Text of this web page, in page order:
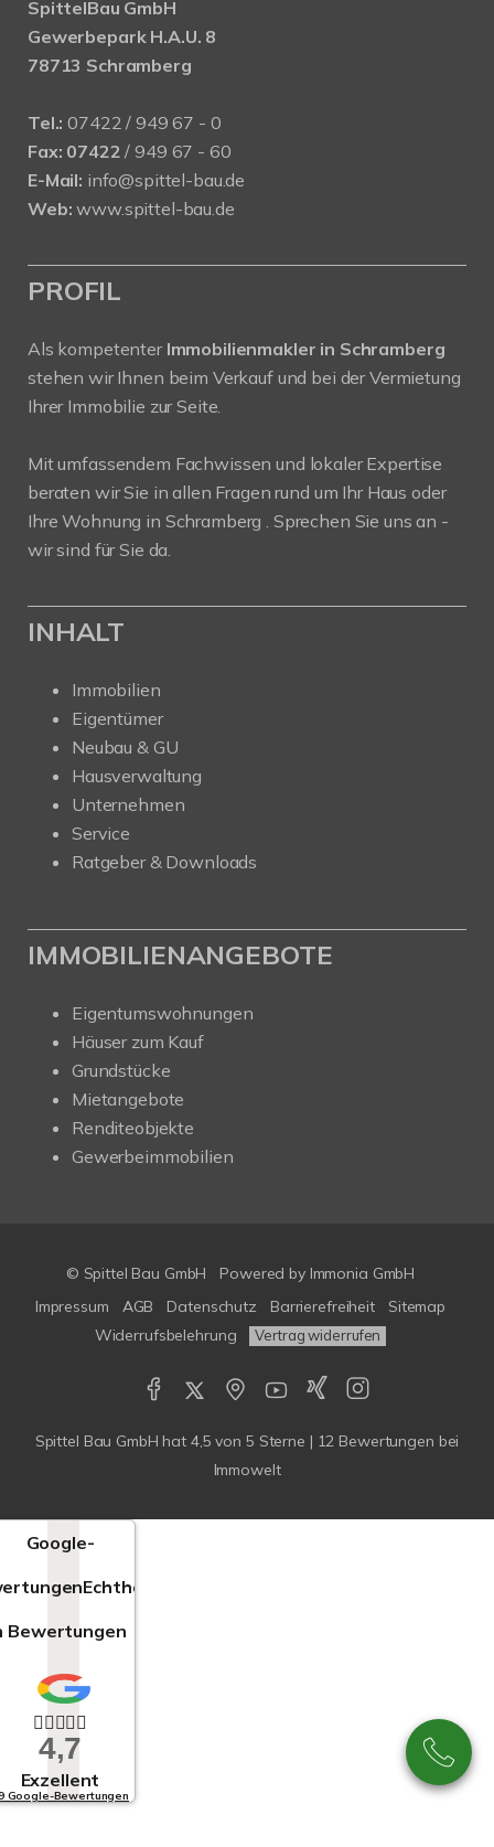
SpittelBau GmbH
Gewerbepark H.A.U. 8
78713 Schramberg
Tel.: 07422 / 949 67 - 0
Fax: 07422 / 949 67 - 60
E-Mail: info@spittel-bau.de
Web: www.spittel-bau.de
PROFIL
Als kompetenter Immobilienmakler in Schramberg
stehen wir Ihnen beim Verkauf und bei der Vermietung
Ihrer Immobilie zur Seite.
Mit umfassendem Fachwissen und lokaler Expertise
beraten wir Sie in allen Fragen rund um Ihr Haus oder
Ihre Wohnung in Schramberg . Sprechen Sie uns an -
wir sind für Sie da.
INHALT
Immobilien
Eigentümer
Neubau & GU
Hausverwaltung
Unternehmen
Service
Ratgeber & Downloads
IMMOBILIENANGEBOTE
Eigentumswohnungen
Häuser zum Kauf
Grundstücke
Mietangebote
Renditeobjekte
Gewerbeimmobilien
© Spittel Bau GmbH Powered by Immonia GmbH
Impressum
AGB Datenschutz Barrierefreiheit
Sitemap
Widerrufsbelehrung
Vertrag widerrufen
Spittel Bau GmbH hat 4,5 von 5 Sterne | 12 Bewertungen bei
Immowelt
Google-
Echtheit
Bewertungen
4,7
Exzellent
Google-Bewertungen